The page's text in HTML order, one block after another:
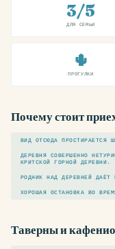
3/5
ДЛЯ СЕМЬИ
🌵
ПРОГУЛКИ
Почему стоит
ВИД ОТСЮДА ПРОСТИРАЕТСЯ
ДЕРЕВНЯ СОВЕРШЕННО
КРИТСКОЙ ГОРНОЙ ДЕРЕВНИ.
РОДНИК НАД ДЕРЕВНЕЙ ДАЁТ
ХОРОШАЯ ОСТАНОВКА ВО
Таверны и